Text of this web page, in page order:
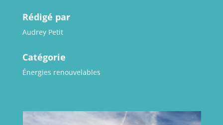
Rédigé par
Audrey Petit
Catégorie
Énergies renouvelables